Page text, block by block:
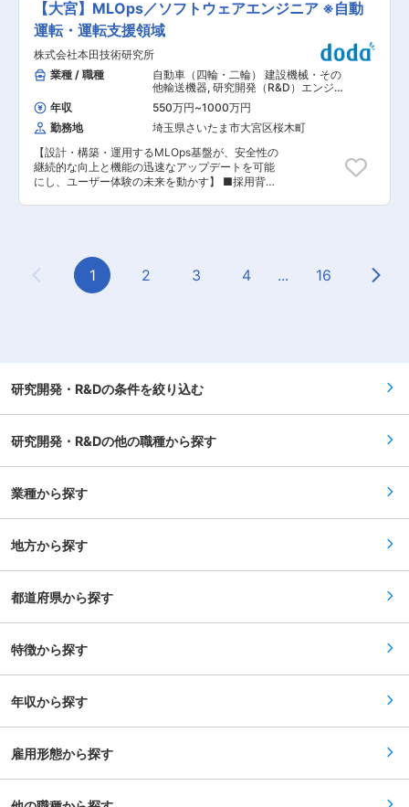
発部門の開発プロジェクトマネージメント ◇アジ
ャイル開発シフトにむけたプロセスのセットアッ
プ ◇開発リスクの査定、エスカレーション ※専門
性や適性、会社ニーズなどを踏まえ、会社が定め
る業務への配置転換を命じる場合があります。 ＜
製品例＞ ◎Honda SENSING ◎Honda
SENSING 360 ◎Honda SENSING Elite
◎Honda パーキングパイロット ■魅力・やりが
い： ・Honda Sensing、自動運転、自動駐車、視
界支援領域において、業界の中でもトップクラス
の性能とスピードで新技術の上市を行なってお
り、業界をリードできるポジションを担う可能性
を秘めております。 ・最先端の技術が身に付くと
す。 変更の範囲：会社の定める業務
お客様に提供するために、世界に先駆けて安全・
安心・環境負荷軽減の高い価値を持つ自動運転・
運転支援システムを研究開発し、商品化すること
を目指しています。 クルマを通して笑顔になる人
を一人でも増やすため、高齢者や運転が得意でな
い人々の日々の移動を支えるため、各地域向けに
最適化されるベースとなる商品開発から最先端の
技術開発まで、「グローバルのHonda四輪開発を
リードする仲間」を求めています。 ■業務内容：
※ご経験／スキルに合わせ詳細業務を決定 複雑な
交通環境下で、車両が「今どこにいて、周囲に何
があるか、その中で最も安全かつ効率的な移動を
する」をリアルタイムに生成するアルゴリズム開
発です。カメラ、レーダー、LiDARなどマルチモ
サーフュージョンアルゴリズムの開発（カルマン
フィルタ、パーティクルフィルタ等） ・SLAM技
術を用いた自己位置推定（ローカリゼーション）
および、大学や国内外企業との共同研究開発の推
がら業務を進めていきます。海外現地法人へのデ
モンストレーションや海外研究機関との共同研究
等、海外とのやりとりも発生する場合がありま
PCL (Point Cloud Library), OpenCV,
への配置転換を命じる場合があります。
【大宮】MLOps／ソフトウェアエンジニア ※自動
運転・運転支援領域
株式会社本田技術研究所
業種 / 職種
自動車（四輪・二輪） 建設機械・その
他輸送機器, 研究開発（R&D）エンジニ
ア データサイエンティスト・エンジニ
アリング
年収 550万円~1000万円
勤務地
埼玉県さいたま市大宮区桜木町
【設計・構築・運用するMLOps基盤が、安全性の
継続的な向上と機能の迅速なアップデートを可能
にし、ユーザー体験の未来を動かす】 ■採用背
求められます。 「安心して自由に移動する喜び」
を全てのお客様に提供するために、世界に先駆け
て安全・安心・環境負荷軽減の高い価値を持つ自
輪開発をリードする仲間」を求めています。 ■業
務内容：※ご経験／スキルに合わせ詳細業務を決
定します 世界レベルの自動運転・運転支援システ
ソフトウェアの開発と運用を担っていただきま
と運用の土台」を設計・構築し、AIモデルの品質
と更新スピードを継続的に高めることが使命で
す。 ・データ収集戦略の検討と実行 ・データ管
ン設計と開発 ・AI学習／評価環境の開発・運用
グ、再学習環境の構築と運用 ※自動運転・運転支
援の更なる革新のための各AI応用機能の研究開発
業務、および、大学や国内外企業との共同研究開
ンダー等、様々な関係者とコミュニケーションを
へのデモンストレーションや海外研究機関との共
同研究等、海外とのやりとりも発生する場合があ
ります。 ■開発ツール： Python, C++, PyTorch,
門性や適性、会社ニーズなどを踏まえ、会社が定
Previous Page
1 2 3 4 ... 16
研究開発・R&Dの条件を絞り込む
研究開発・R&Dの他の職種から探す
業種から探す
地方から探す
都道府県から探す
特徴から探す
年収から探す
雇用形態から探す